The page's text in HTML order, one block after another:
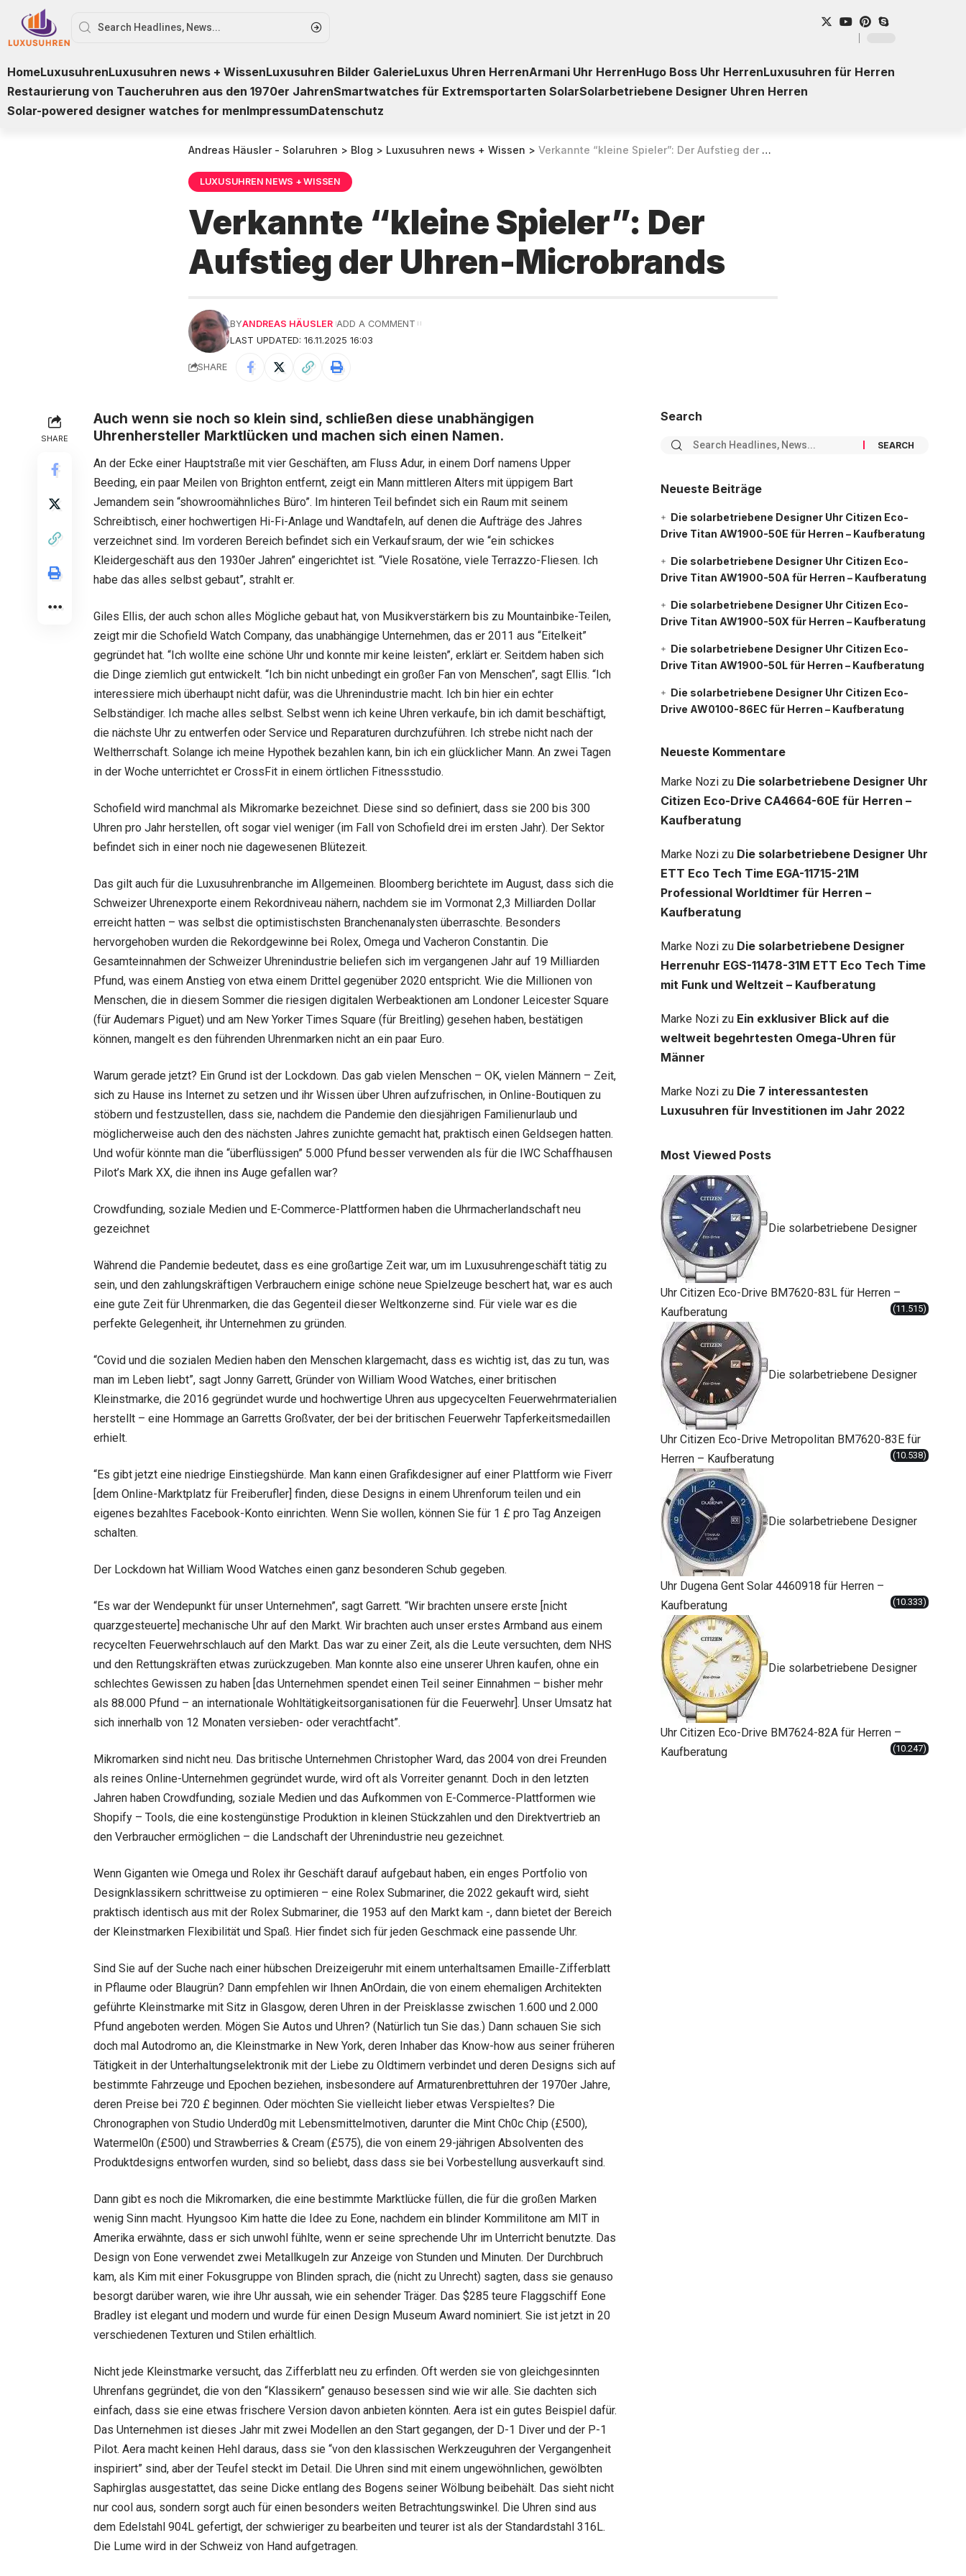
HomeLuxusuhrenLuxusuhren news + WissenLuxusuhren Bilder GalerieLuxus Uhren HerrenArmani Uhr HerrenHugo Boss Uhr HerrenLuxusuhren für Herren
Restaurierung von Taucheruhren aus den 1970er JahrenSmartwatches für Extremsportarten SolarSolarbetriebene Designer Uhren Herren
Solar-powered designer watches for menImpressumDatenschutz
Andreas Häusler - Solaruhren > Blog > Luxusuhren news + Wissen > Verkannte “kleine Spieler”: Der Aufstieg der Uhren-Microbrands
LUXUSUHREN NEWS + WISSEN
Verkannte “kleine Spieler”: Der
Aufstieg der Uhren-Microbrands
LAST UPDATED: 16.11.2025 16:03
BYANDREAS HÄUSLER ADD A COMMENT
SHARE
SHARE
Auch wenn sie noch so klein sind, schließen diese unabhängigen
Uhrenhersteller Marktlücken und machen sich einen Namen.
An der Ecke einer Hauptstraße mit vier Geschäften, am Fluss Adur, in einem Dorf namens Upper
Beeding, ein paar Meilen von Brighton entfernt, zeigt ein Mann mittleren Alters mit üppigem Bart
Jemandem sein “showroomähnliches Büro”. Im hinteren Teil befindet sich ein Raum mit seinem
Schreibtisch, einer hochwertigen Hi-Fi-Anlage und Wandtafeln, auf denen die Aufträge des Jahres
verzeichnet sind. Im vorderen Bereich befindet sich ein Verkaufsraum, der wie “ein schickes
Kleidergeschäft aus den 1930er Jahren” eingerichtet ist. “Viele Rosatöne, viele Terrazzo-Fliesen. Ich
habe das alles selbst gebaut”, strahlt er.
Giles Ellis, der auch schon alles Mögliche gebaut hat, von Musikverstärkern bis zu Mountainbike-Teilen,
zeigt mir die Schofield Watch Company, das unabhängige Unternehmen, das er 2011 aus “Eitelkeit”
gegründet hat. “Ich wollte eine schöne Uhr und konnte mir keine leisten”, erklärt er. Seitdem haben sich
die Dinge ziemlich gut entwickelt. “Ich bin nicht unbedingt ein großer Fan von Menschen”, sagt Ellis. “Ich
interessiere mich überhaupt nicht dafür, was die Uhrenindustrie macht. Ich bin hier ein echter
Selbständiger. Ich mache alles selbst. Selbst wenn ich keine Uhren verkaufe, bin ich damit beschäftigt,
die nächste Uhr zu entwerfen oder Service und Reparaturen durchzuführen. Ich strebe nicht nach der
Weltherrschaft. Solange ich meine Hypothek bezahlen kann, bin ich ein glücklicher Mann. An zwei Tagen
in der Woche unterrichtet er CrossFit in einem örtlichen Fitnessstudio.
Schofield wird manchmal als Mikromarke bezeichnet. Diese sind so definiert, dass sie 200 bis 300
Uhren pro Jahr herstellen, oft sogar viel weniger (im Fall von Schofield drei im ersten Jahr). Der Sektor
befindet sich in einer noch nie dagewesenen Blütezeit.
Das gilt auch für die Luxusuhrenbranche im Allgemeinen. Bloomberg berichtete im August, dass sich die
Schweizer Uhrenexporte einem Rekordniveau nähern, nachdem sie im Vormonat 2,3 Milliarden Dollar
erreicht hatten – was selbst die optimistischsten Branchenanalysten überraschte. Besonders
hervorgehoben wurden die Rekordgewinne bei Rolex, Omega und Vacheron Constantin. Die
Gesamteinnahmen der Schweizer Uhrenindustrie beliefen sich im vergangenen Jahr auf 19 Milliarden
Pfund, was einem Anstieg von etwa einem Drittel gegenüber 2020 entspricht. Wie die Millionen von
Menschen, die in diesem Sommer die riesigen digitalen Werbeaktionen am Londoner Leicester Square
(für Audemars Piguet) und am New Yorker Times Square (für Breitling) gesehen haben, bestätigen
können, mangelt es den führenden Uhrenmarken nicht an ein paar Euro.
Warum gerade jetzt? Ein Grund ist der Lockdown. Das gab vielen Menschen – OK, vielen Männern – Zeit,
sich zu Hause ins Internet zu setzen und ihr Wissen über Uhren aufzufrischen, in Online-Boutiquen zu
stöbern und festzustellen, dass sie, nachdem die Pandemie den diesjährigen Familienurlaub und
möglicherweise auch den des nächsten Jahres zunichte gemacht hat, praktisch einen Geldsegen hatten.
Und wofür könnte man die “überflüssigen” 5.000 Pfund besser verwenden als für die IWC Schaffhausen
Pilot’s Mark XX, die ihnen ins Auge gefallen war?
Crowdfunding, soziale Medien und E-Commerce-Plattformen haben die Uhrmacherlandschaft neu
gezeichnet
Während die Pandemie bedeutet, dass es eine großartige Zeit war, um im Luxusuhrengeschäft tätig zu
sein, und den zahlungskräftigen Verbrauchern einige schöne neue Spielzeuge beschert hat, war es auch
eine gute Zeit für Uhrenmarken, die das Gegenteil dieser Weltkonzerne sind. Für viele war es die
perfekte Gelegenheit, ihr Unternehmen zu gründen.
“Covid und die sozialen Medien haben den Menschen klargemacht, dass es wichtig ist, das zu tun, was
man im Leben liebt”, sagt Jonny Garrett, Gründer von William Wood Watches, einer britischen
Kleinstmarke, die 2016 gegründet wurde und hochwertige Uhren aus upgecycelten Feuerwehrmaterialien
herstellt – eine Hommage an Garretts Großvater, der bei der britischen Feuerwehr Tapferkeitsmedaillen
erhielt.
“Es gibt jetzt eine niedrige Einstiegshürde. Man kann einen Grafikdesigner auf einer Plattform wie Fiverr
[dem Online-Marktplatz für Freiberufler] finden, diese Designs in einem Uhrenforum teilen und ein
eigenes bezahltes Facebook-Konto einrichten. Wenn Sie wollen, können Sie für 1 £ pro Tag Anzeigen
schalten.
Der Lockdown hat William Wood Watches einen ganz besonderen Schub gegeben.
“Es war der Wendepunkt für unser Unternehmen”, sagt Garrett. “Wir brachten unsere erste [nicht
quarzgesteuerte] mechanische Uhr auf den Markt. Wir brachten auch unser erstes Armband aus einem
recycelten Feuerwehrschlauch auf den Markt. Das war zu einer Zeit, als die Leute versuchten, dem NHS
und den Rettungskräften etwas zurückzugeben. Man konnte also eine unserer Uhren kaufen, ohne ein
schlechtes Gewissen zu haben [das Unternehmen spendet einen Teil seiner Einnahmen – bisher mehr
als 88.000 Pfund – an internationale Wohltätigkeitsorganisationen für die Feuerwehr]. Unser Umsatz hat
sich innerhalb von 12 Monaten versieben- oder verachtfacht”.
Mikromarken sind nicht neu. Das britische Unternehmen Christopher Ward, das 2004 von drei Freunden
als reines Online-Unternehmen gegründet wurde, wird oft als Vorreiter genannt. Doch in den letzten
Jahren haben Crowdfunding, soziale Medien und das Aufkommen von E-Commerce-Plattformen wie
Shopify – Tools, die eine kostengünstige Produktion in kleinen Stückzahlen und den Direktvertrieb an
den Verbraucher ermöglichen – die Landschaft der Uhrenindustrie neu gezeichnet.
Wenn Giganten wie Omega und Rolex ihr Geschäft darauf aufgebaut haben, ein enges Portfolio von
Designklassikern schrittweise zu optimieren – eine Rolex Submariner, die 2022 gekauft wird, sieht
praktisch identisch aus mit der Rolex Submariner, die 1953 auf den Markt kam -, dann bietet der Bereich
der Kleinstmarken Flexibilität und Spaß. Hier findet sich für jeden Geschmack eine passende Uhr.
Sind Sie auf der Suche nach einer hübschen Dreizeigeruhr mit einem unterhaltsamen Emaille-Zifferblatt
in Pflaume oder Blaugrün? Dann empfehlen wir Ihnen AnOrdain, die von einem ehemaligen Architekten
geführte Kleinstmarke mit Sitz in Glasgow, deren Uhren in der Preisklasse zwischen 1.600 und 2.000
Pfund angeboten werden. Mögen Sie Autos und Uhren? (Natürlich tun Sie das.) Dann schauen Sie sich
doch mal Autodromo an, die Kleinstmarke in New York, deren Inhaber das Know-how aus seiner früheren
Tätigkeit in der Unterhaltungselektronik mit der Liebe zu Oldtimern verbindet und deren Designs sich auf
bestimmte Fahrzeuge und Epochen beziehen, insbesondere auf Armaturenbrettuhren der 1970er Jahre,
deren Preise bei 720 £ beginnen. Oder möchten Sie vielleicht lieber etwas Verspieltes? Die
Chronographen von Studio Underd0g mit Lebensmittelmotiven, darunter die Mint Ch0c Chip (£500),
Watermel0n (£500) und Strawberries & Cream (£575), die von einem 29-jährigen Absolventen des
Produktdesigns entworfen wurden, sind so beliebt, dass dass sie bei Vorbestellung ausverkauft sind.
Dann gibt es noch die Mikromarken, die eine bestimmte Marktlücke füllen, die für die großen Marken
wenig Sinn macht. Hyungsoo Kim hatte die Idee zu Eone, nachdem ein blinder Kommilitone am MIT in
Amerika erwähnte, dass er sich unwohl fühlte, wenn er seine sprechende Uhr im Unterricht benutzte. Das
Design von Eone verwendet zwei Metallkugeln zur Anzeige von Stunden und Minuten. Der Durchbruch
kam, als Kim mit einer Fokusgruppe von Blinden sprach, die (nicht zu Unrecht) sagten, dass sie genauso
besorgt darüber waren, wie ihre Uhr aussah, wie ein sehender Träger. Das $285 teure Flaggschiff Eone
Bradley ist elegant und modern und wurde für einen Design Museum Award nominiert. Sie ist jetzt in 20
verschiedenen Texturen und Stilen erhältlich.
Nicht jede Kleinstmarke versucht, das Zifferblatt neu zu erfinden. Oft werden sie von gleichgesinnten
Uhrenfans gegründet, die von den “Klassikern” genauso besessen sind wie wir alle. Sie dachten sich
einfach, dass sie eine etwas frischere Version davon anbieten könnten. Aera ist ein gutes Beispiel dafür.
Das Unternehmen ist dieses Jahr mit zwei Modellen an den Start gegangen, der D-1 Diver und der P-1
Pilot. Aera macht keinen Hehl daraus, dass sie “von den klassischen Werkzeuguhren der Vergangenheit
inspiriert” sind, aber der Teufel steckt im Detail. Die Uhren sind mit einem ungewöhnlichen, gewölbten
Saphirglas ausgestattet, das seine Dicke entlang des Bogens seiner Wölbung beibehält. Das sieht nicht
nur cool aus, sondern sorgt auch für einen besonders weiten Betrachtungswinkel. Die Uhren sind aus
dem Edelstahl 904L gefertigt, der schwieriger zu bearbeiten und teurer ist als der Standardstahl 316L.
Die Lume wird in der Schweiz von Hand aufgetragen.
Search
Neueste Beiträge
Die solarbetriebene Designer Uhr Citizen Eco-
Drive Titan AW1900-50E für Herren – Kaufberatung
Die solarbetriebene Designer Uhr Citizen Eco-
Drive Titan AW1900-50A für Herren – Kaufberatung
Die solarbetriebene Designer Uhr Citizen Eco-
Drive Titan AW1900-50X für Herren – Kaufberatung
Die solarbetriebene Designer Uhr Citizen Eco-
Drive Titan AW1900-50L für Herren – Kaufberatung
Die solarbetriebene Designer Uhr Citizen Eco-
Drive AW0100-86EC für Herren – Kaufberatung
Neueste Kommentare
Marke Nozizu Die solarbetriebene Designer Uhr
Citizen Eco-Drive CA4664-60E für Herren –
Kaufberatung
Marke Nozizu Die solarbetriebene Designer Uhr
ETT Eco Tech Time EGA-11715-21M
Professional Worldtimer für Herren –
Kaufberatung
Marke Nozizu Die solarbetriebene Designer
Herrenuhr EGS-11478-31M ETT Eco Tech Time
mit Funk und Weltzeit – Kaufberatung
Marke Nozizu Ein exklusiver Blick auf die
weltweit begehrtesten Omega-Uhren für
Männer
Marke Nozizu Die 7 interessantesten
Luxusuhren für Investitionen im Jahr 2022
Most Viewed Posts
Die solarbetriebene Designer
Uhr Citizen Eco-Drive BM7620-83L für Herren –
Kaufberatung
(11.515)
Die solarbetriebene Designer
Uhr Citizen Eco-Drive Metropolitan BM7620-83E für
Herren – Kaufberatung
(10.538)
Die solarbetriebene Designer
Uhr Dugena Gent Solar 4460918 für Herren –
Kaufberatung
(10.333)
Die solarbetriebene Designer
Uhr Citizen Eco-Drive BM7624-82A für Herren –
Kaufberatung
(10.247)